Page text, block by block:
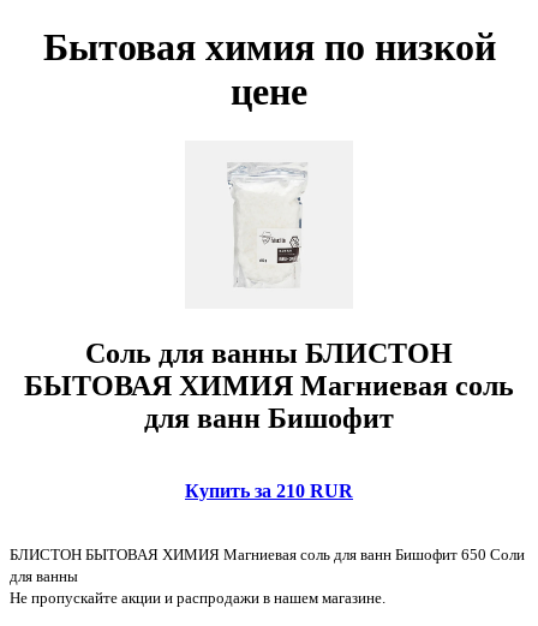
Бытовая химия по низкой
цене
Соль для ванны БЛИСТОН
БЫТОВАЯ ХИМИЯ Магниевая соль
для ванн Бишофит
Купить за 210 RUR
БЛИСТОН БЫТОВАЯ ХИМИЯ Магниевая соль для ванн Бишофит 650 Соли
для ванны
Не пропускайте акции и распродажи в нашем магазине.